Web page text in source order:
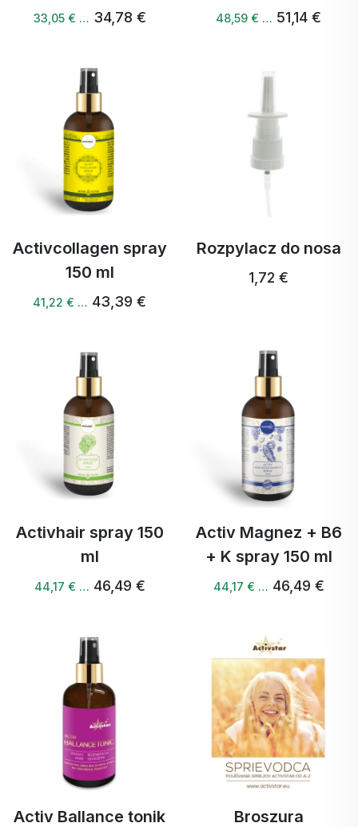
33,05 € … 34,78 € 48,59 € … 51,14 €
Activcollagen spray
150 ml
41,22 € … 43,39 €
Rozpylacz do nosa
1,72 €
Activhair spray 150
ml
44,17 € … 46,49 €
Activ Magnez + B6
+ K spray 150 ml
44,17 € … 46,49 €
Activ Ballance tonik
Broszura